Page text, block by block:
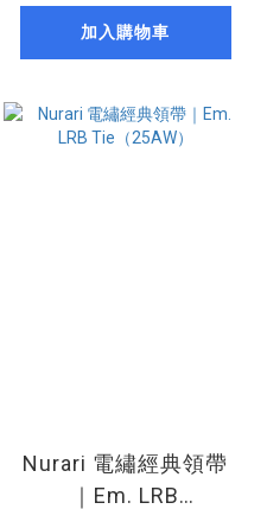
加入購物車
Nurari 電繡經典領帶
｜Em. LRB